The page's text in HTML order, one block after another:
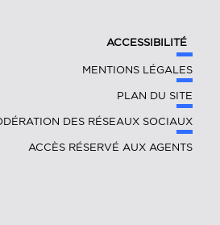
ACCESSIBILITÉ
MENTIONS LÉGALES
PLAN DU SITE
DES RÉSEAUX SOCIAUX
ACCÈS RÉSERVÉ AUX AGENTS